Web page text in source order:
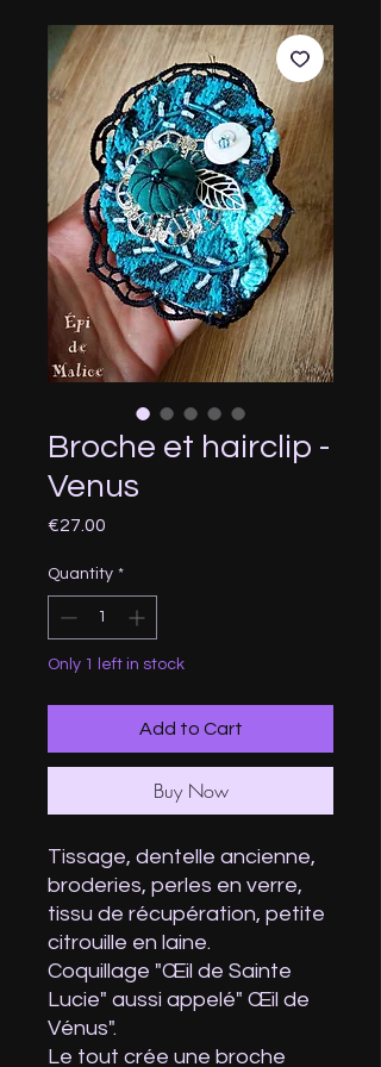
Broche et hairclip -
Venus
€27.00
Quantity *
Only 1 left in stock
Add to Cart
Buy Now
Tissage, dentelle ancienne,
broderies, perles en verre,
tissu de récupération, petite
citrouille en laine.
Coquillage "Œil de Sainte
Lucie" aussi appelé" Œil de
Vénus".
Le tout crée une broche